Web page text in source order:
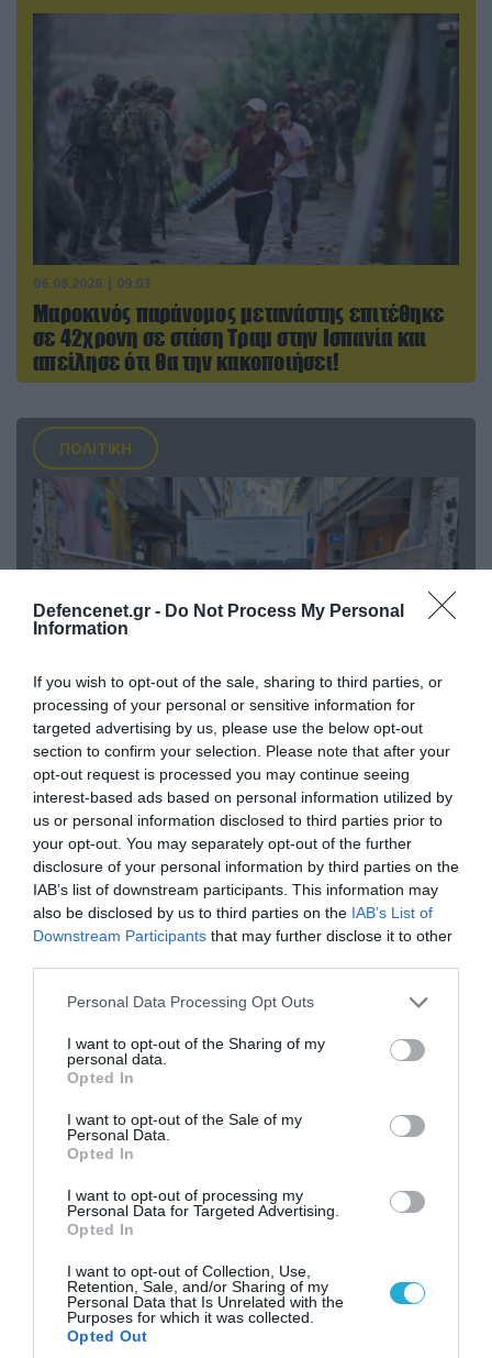
Defencenet.gr - Do Not Process My Personal
Information
If you wish to opt-out of the sale, sharing to third parties, or
processing of your personal or sensitive information for
targeted advertising by us, please use the below opt-out
section to confirm your selection. Please note that after your
opt-out request is processed you may continue seeing
interest-based ads based on personal information utilized by
us or personal information disclosed to third parties prior to
your opt-out. You may separately opt-out of the further
disclosure of your personal information by third parties on the
IAB’s list of downstream participants. This information may
also be disclosed by us to third parties on the IAB’s List of
Downstream Participants that may further disclose it to other
Please note that this website/app uses one or more Google
not limited to your visit or usage behaviour. You may click to
grant or deny consent to Google and its third-party tags to
use your data for below specified purposes in below Google
consent section.
Personal Data Processing Opt Outs
I want to opt-out of the Sharing of my
personal data.
Opted In
I want to opt-out of the Sale of my
Personal Data.
Opted In
I want to opt-out of processing my
Personal Data for Targeted Advertising.
Opted In
I want to opt-out of Collection, Use,
Retention, Sale, and/or Sharing of my
Personal Data that Is Unrelated with the
Purposes for which it was collected.
Opted Out
06.08.2026 | 09:03
Μαροκινός παράνομος μετανάστης επιτέθηκε
σε 42χρονη σε στάση Τραμ στην Ισπανία και
απείλησε ότι θα την κακοποιήσει!
ΠΟΛΙΤΙΚΗ
06.08.2026 | 14:02
«Επιχείρηση ελεύθερα πεζοδρόμια» στην
Αθήνα: Απομακρύνθηκαν παράνομα
αντικείμενα από κοινόχρηστους χώρους
06.08.2026 | 09:03
«Οι εντελώς αθώοι»: Η ανάρτηση του Αρκά για
τα ζώα που χάθηκαν στις πυρκαγιές της
Αττικής (φωτο)